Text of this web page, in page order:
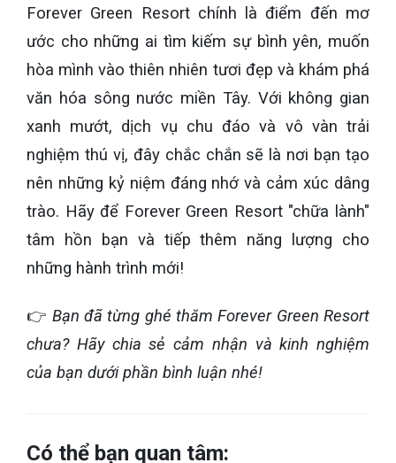
Forever Green Resort chính là điểm đến mơ
ước cho những ai tìm kiếm sự bình yên, muốn
hòa mình vào thiên nhiên tươi đẹp và khám phá
văn hóa sông nước miền Tây. Với không gian
xanh mướt, dịch vụ chu đáo và vô vàn trải
nghiệm thú vị, đây chắc chắn sẽ là nơi bạn tạo
nên những kỷ niệm đáng nhớ và cảm xúc dâng
trào. Hãy để Forever Green Resort "chữa lành"
tâm hồn bạn và tiếp thêm năng lượng cho
những hành trình mới!
👉 Bạn đã từng ghé thăm Forever Green Resort
chưa? Hãy chia sẻ cảm nhận và kinh nghiệm
của bạn dưới phần bình luận nhé!
Có thể bạn quan tâm: